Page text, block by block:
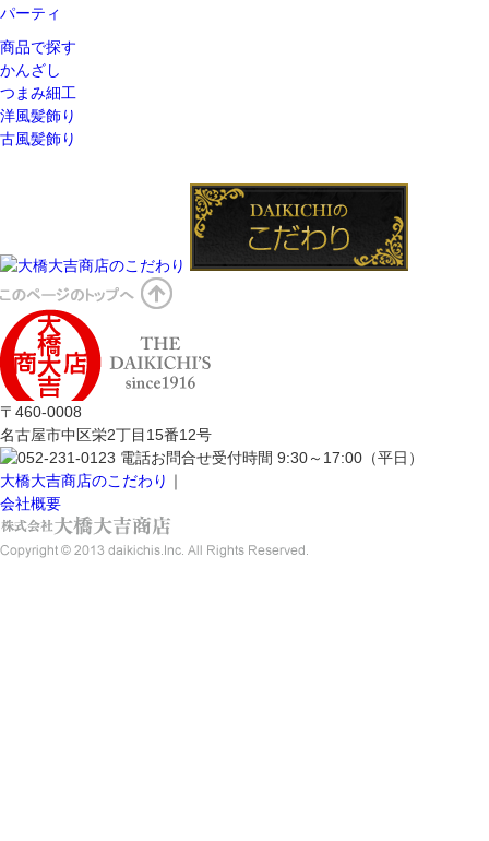
パーティ
商品で探す
かんざし
つまみ細工
洋風髪飾り
古風髪飾り
〒460-0008
名古屋市中区栄2丁目15番12号
大橋大吉商店のこだわり ｜
会社概要